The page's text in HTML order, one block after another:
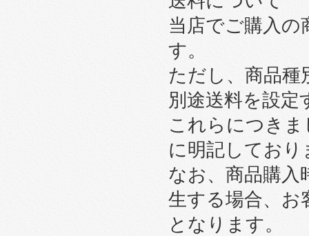
当店でご購入の
す。
ただし、商品種
別途送料を設定
これらにつき
に明記しており
なお、商品購入
生する場合、お
となります。